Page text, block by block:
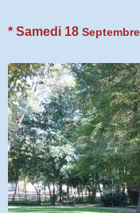
* Samedi 18